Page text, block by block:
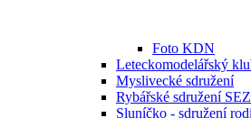
Foto KDN
Leteckomodelářský
Myslivecké sdružení
Rybářské sdružení
Sluníčko - sdružení